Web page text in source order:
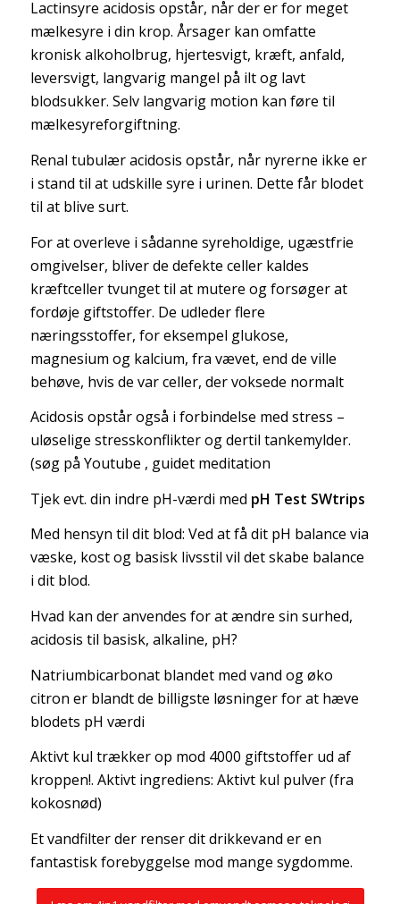
Lactinsyre acidosis opstår, når der er for meget
mælkesyre i din krop. Årsager kan omfatte
kronisk alkoholbrug, hjertesvigt, kræft, anfald,
leversvigt, langvarig mangel på ilt og lavt
blodsukker. Selv langvarig motion kan føre til
mælkesyreforgiftning.
Renal tubulær acidosis opstår, når nyrerne ikke er
i stand til at udskille syre i urinen. Dette får blodet
til at blive surt.
For at overleve i sådanne syreholdige, ugæstfrie
omgivelser, bliver de defekte celler kaldes
kræftceller tvunget til at mutere og forsøger at
fordøje giftstoffer. De udleder flere
næringsstoffer, for eksempel glukose,
magnesium og kalcium, fra vævet, end de ville
behøve, hvis de var celler, der voksede normalt
Acidosis opstår også i forbindelse med stress –
uløselige stresskonflikter og dertil tankemylder.
(søg på Youtube , guidet meditation
Tjek evt. din indre pH-værdi med pH Test SWtrips
Med hensyn til dit blod: Ved at få dit pH balance via
væske, kost og basisk livsstil vil det skabe balance
i dit blod.
Hvad kan der anvendes for at ændre sin surhed,
acidosis til basisk, alkaline, pH?
Natriumbicarbonat blandet med vand og øko
citron er blandt de billigste løsninger for at hæve
blodets pH værdi
Aktivt kul trækker op mod 4000 giftstoffer ud af
kroppen!. Aktivt ingrediens: Aktivt kul pulver (fra
kokosnød)
Et vandfilter der renser dit drikkevand er en
fantastisk forebyggelse mod mange sygdomme.